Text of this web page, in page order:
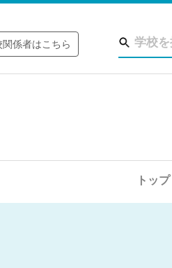
関係者はこちら
トップ